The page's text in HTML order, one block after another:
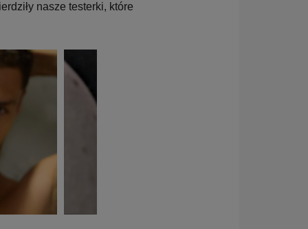
nasze testerki, które